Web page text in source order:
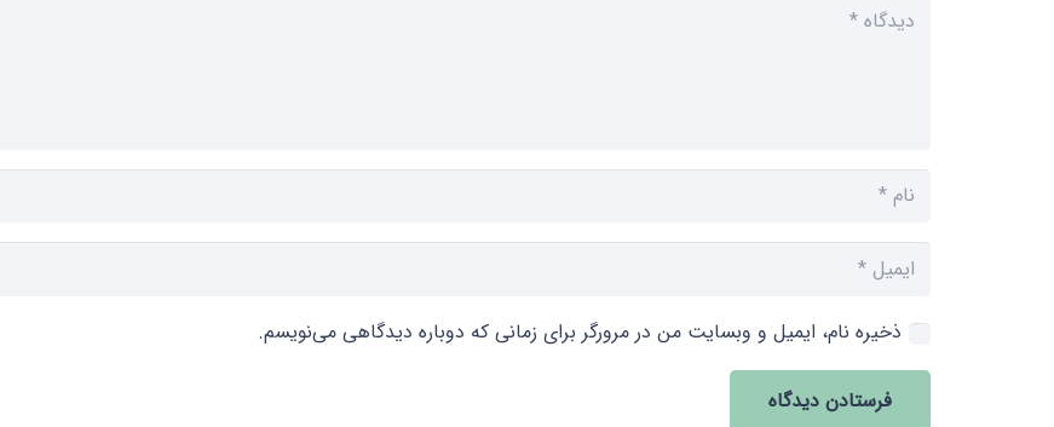
ذخیره نام، ایمیل و وبسایت من در مرورگر برای زمانی که دوباره دیدگاهی می‌نویسم.
فرستادن دیدگاه